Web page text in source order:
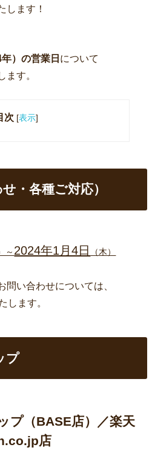
します！
）の営業日について
ます。
次 [表示]
・各種ご対応）
～ 2024年1月4日 （木）
問い合わせについては、
します。
プ
プ（BASE店）／楽天
店